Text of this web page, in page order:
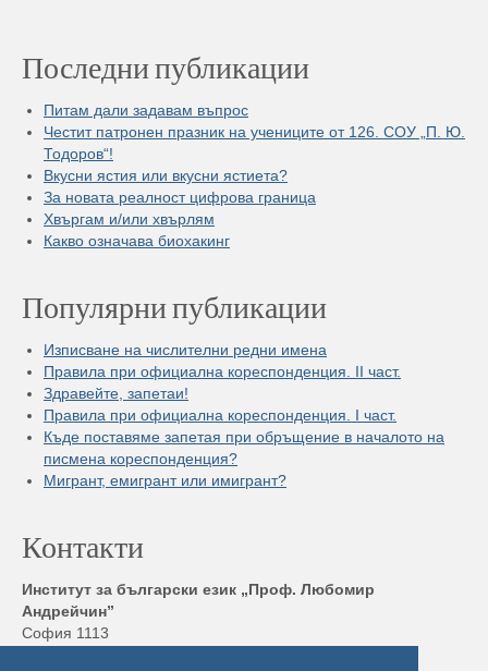
Последни публикации
Питам дали задавам въпрос
Честит патронен празник на учениците от 126. СОУ „П. Ю.
Тодоров“!
Вкусни ястия или вкусни ястиета?
За новата реалност цифрова граница
Хвъргам и/или хвърлям
Какво означава биохакинг
Популярни публикации
Изписване на числителни редни имена
Правила при официална кореспонденция. II част.
Здравейте, запетаи!
Правила при официална кореспонденция. I част.
Къде поставяме запетая при обръщение в началото на
писмена кореспонденция?
Мигрант, емигрант или имигрант?
Контакти
Институт за български език „Проф. Любомир
Андрейчин”
София 1113